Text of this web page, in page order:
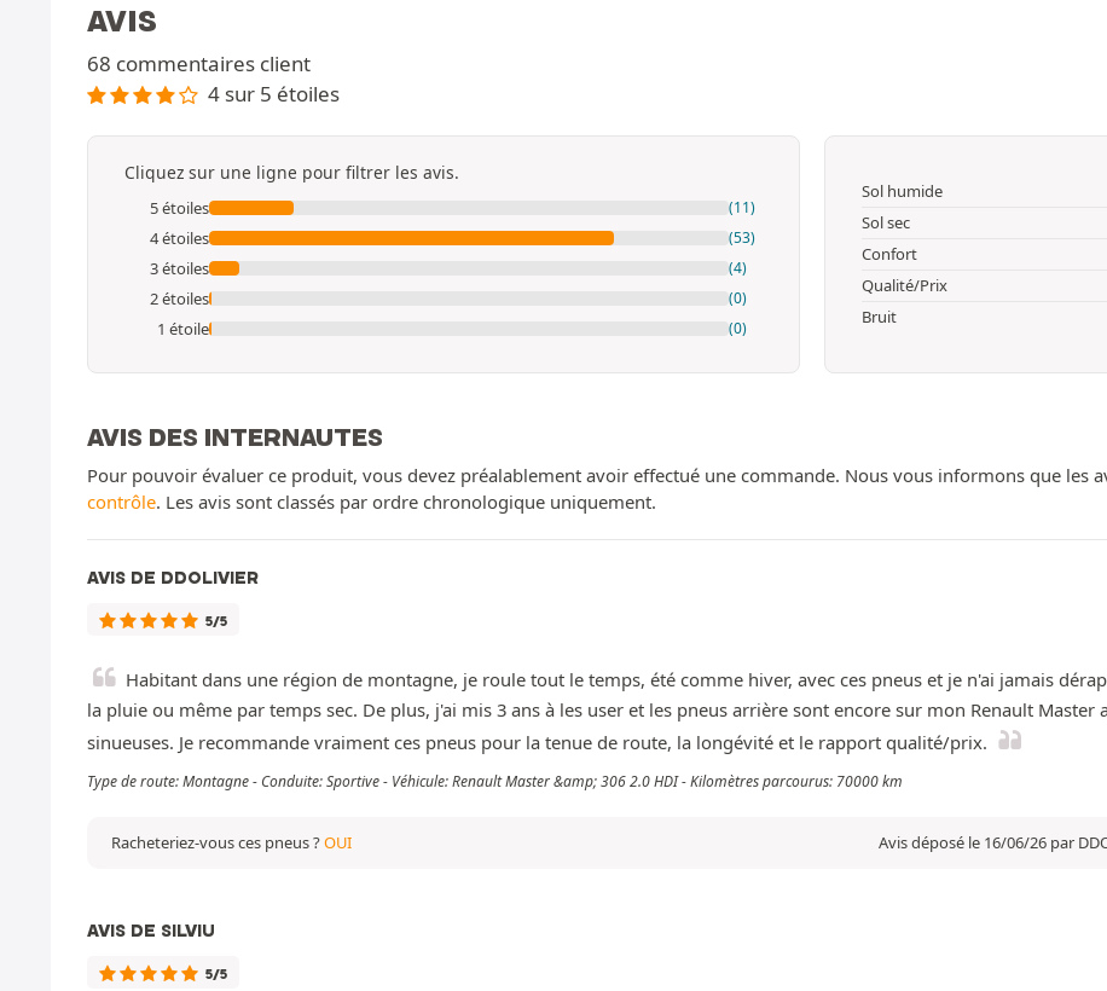
AVIS
68 commentaires client
4 sur 5 étoiles
Cliquez sur une ligne pour filtrer les avis.
5 étoiles (11)
4 étoiles (53)
3 étoiles (4)
2 étoiles (0)
1 étoile (0)
Sol humide
Sol sec
Confort
Qualité/Prix
Bruit
AVIS DES INTERNAUTES
Pour pouvoir évaluer ce produit, vous devez préalablement avoir effectué une commande. Nous vous informons que les
contrôle. Les avis sont classés par ordre chronologique uniquement.
AVIS DE DDOLIVIER
5/5
Habitant dans une région de montagne, je roule tout le temps, été comme hiver, avec ces pneus et je n'ai jamais
la pluie ou même par temps sec. De plus, j'ai mis 3 ans à les user et les pneus arrière sont encore sur mon Renault
sinueuses. Je recommande vraiment ces pneus pour la tenue de route, la longévité et le rapport qualité/prix.
Type de route: Montagne - Conduite: Sportive - Véhicule: Renault Master &amp; 306 2.0 HDI - Kilomètres parcourus: 70000 km
Avis déposé le 16/06/26 par
Racheteriez-vous ces pneus ?OUI
AVIS DE SILVIU
5/5